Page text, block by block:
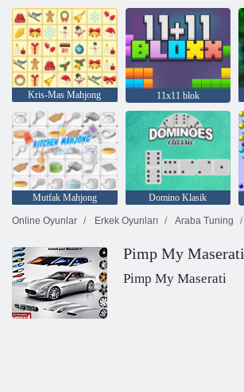
Kris-Mas Mahjong 11x11 blok
Mutfak Mahjong Domino Klasik
Online Oyunlar
Erkek Oyunları Araba Tuning
Pimp My Maserati
Pimp My Maserati